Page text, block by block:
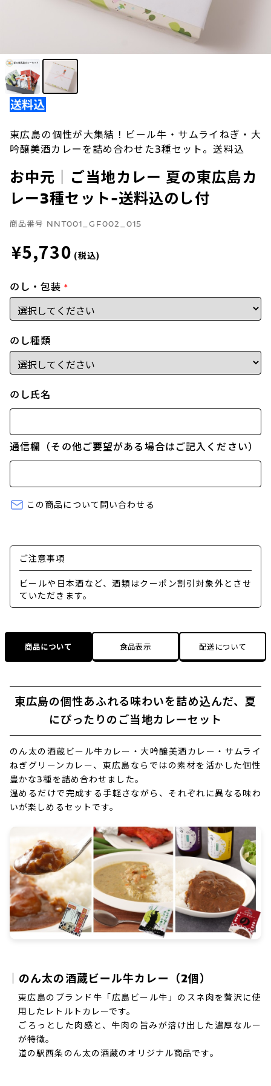
東広島の個性が大集結！ビール牛・サムライねぎ・大
吟醸美酒カレーを詰め合わせた3種セット。送料込
お中元｜ご当地カレー 夏の東広島カ
レー3種セット-送料込のし付
商品番号 NNT001_GF002_015
¥5,730 (税込)
のし・包装 *
のし種類
のし氏名
通信欄（その他ご要望がある場合はご記入ください）
この商品について問い合わせる
ご注意事項
ビールや日本酒など、酒類はクーポン割引対象外とさせ
ていただきます。
商品について 食品表示 配送について
東広島の個性あふれる味わいを詰め込んだ、夏
にぴったりのご当地カレーセット
のん太の酒蔵ビール牛カレー・大吟醸美酒カレー・サムライ
ねぎグリーンカレー、東広島ならではの素材を活かした個性
豊かな3種を詰め合わせました。
温めるだけで完成する手軽さながら、それぞれに異なる味わ
いが楽しめるセットです。
｜のん太の酒蔵ビール牛カレー（2個）
東広島のブランド牛「広島ビール牛」のスネ肉を贅沢に使
用したレトルトカレーです。
ごろっとした肉感と、牛肉の旨みが溶け出した濃厚なルー
が特徴。
道の駅西条のん太の酒蔵のオリジナル商品です。